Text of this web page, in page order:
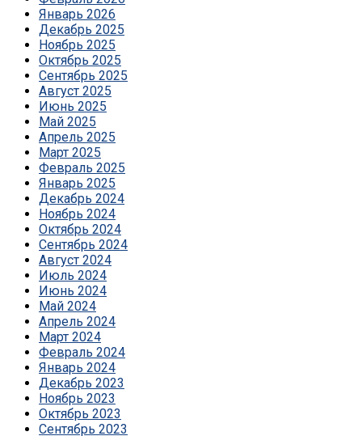
Январь 2026
Декабрь 2025
Ноябрь 2025
Октябрь 2025
Сентябрь 2025
Август 2025
Июнь 2025
Май 2025
Апрель 2025
Март 2025
Февраль 2025
Январь 2025
Декабрь 2024
Ноябрь 2024
Октябрь 2024
Сентябрь 2024
Август 2024
Июль 2024
Июнь 2024
Май 2024
Апрель 2024
Март 2024
Февраль 2024
Январь 2024
Декабрь 2023
Ноябрь 2023
Октябрь 2023
Сентябрь 2023